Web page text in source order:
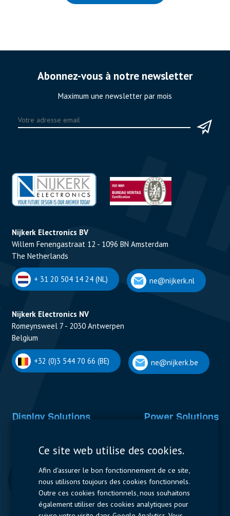
Abonnez-vous à notre newsletter
Maximum une newsletter par mois
Nijkerk Electronics BV
Willem Fenengastraat 12 - 1096 BN Amsterdam
The Netherlands
+ 31 20 504 14 24 (NL) ne@nijkerk.nl
Nijkerk Electronics NV
Romeynsweel 7 - 2030 Antwerpen
Belgium
+32 (0)3 544 70 66 (BE) ne@nijkerk.be
Display Solutions Power Solutions
Contactors & Fuses
Measurement
Resistors
Ce site web utilise des cookies.
Afin d'assurer le bon fonctionnement de ce site,
nous utilisons toujours des cookies fonctionnels.
Outre ces cookies fonctionnels, nous souhaitons
également utiliser des cookies analytiques pour